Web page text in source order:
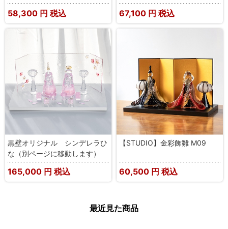
58,300 円 税込 67,100 円 税込
黒壁オリジナル シンデレラひ
な（別ページに移動します）
165,000 円 税込
【STUDIO】金彩飾雛 M09
60,500 円 税込
最近見た商品